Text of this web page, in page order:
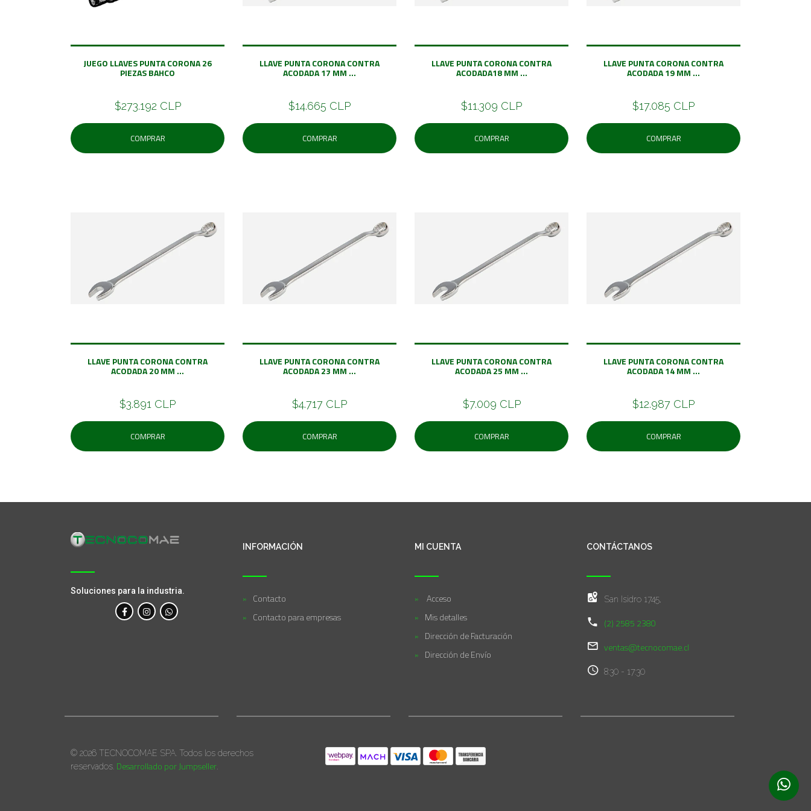
JUEGO LLAVES PUNTA CORONA 26
PIEZAS BAHCO
$273.192 CLP
COMPRAR
LLAVE PUNTA CORONA CONTRA
ACODADA 17 MM ...
$14.665 CLP
COMPRAR
LLAVE PUNTA CORONA CONTRA
ACODADA18 MM ...
$11.309 CLP
COMPRAR
LLAVE PUNTA CORONA CONTRA
ACODADA 19 MM ...
$17.085 CLP
COMPRAR
LLAVE PUNTA CORONA CONTRA
ACODADA 20 MM ...
$3.891 CLP
COMPRAR
LLAVE PUNTA CORONA CONTRA
ACODADA 23 MM ...
$4.717 CLP
COMPRAR
LLAVE PUNTA CORONA CONTRA
ACODADA 25 MM ...
$7.009 CLP
COMPRAR
LLAVE PUNTA CORONA CONTRA
ACODADA 14 MM ...
$12.987 CLP
COMPRAR
Soluciones para la industria.
INFORMACIÓN
Contacto
Contacto para empresas
MI CUENTA
Acceso
Mis detalles
Dirección de Facturación
Dirección de Envío
CONTÁCTANOS
San Isidro 1745,
(2) 2585 2380
ventas@tecnocomae.cl
8:30 - 17:30
© 2026 TECNOCOMAE SPA. Todos los derechos
reservados. Desarrollado por Jumpseller